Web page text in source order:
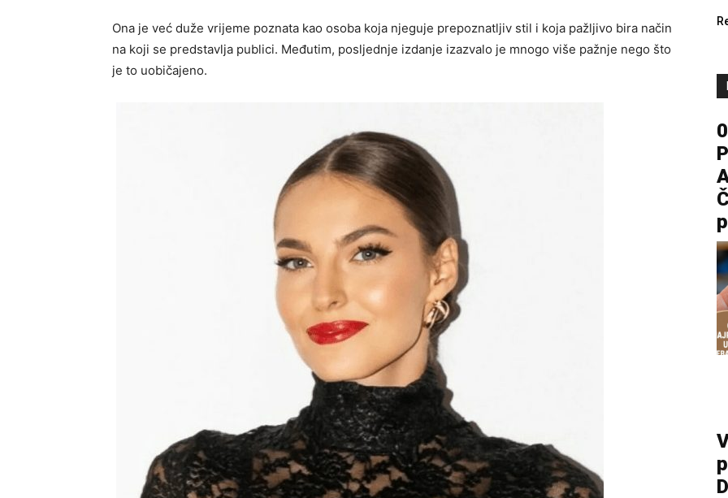
Ona je već duže vrijeme poznata kao osoba koja njeguje prepoznatljiv stil i koja pažljivo bira način
na koji se predstavlja publici. Međutim, posljednje izdanje izazvalo je mnogo više pažnje nego što
je to uobičajeno.